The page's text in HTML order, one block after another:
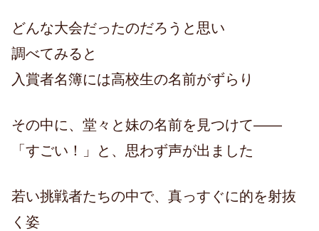
どんな大会だったのだろうと思い
調べてみると
入賞者名簿には高校生の名前がずらり
その中に、堂々と妹の名前を見つけて——
「すごい！」と、思わず声が出ました
若い挑戦者たちの中で、真っすぐに的を射抜
く姿